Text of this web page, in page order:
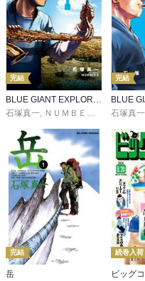
完結
BLUE GIANT EXPLORER
石塚真一, ＮＵＭＢＥＲ８
完結
BLUE
石塚真一
完結
岳
続巻入荷